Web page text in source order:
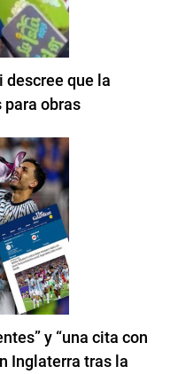
descree que la
obras
y “una cita con
Inglaterra tras la